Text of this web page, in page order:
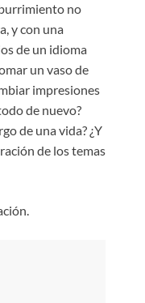
no
y con una
de un idioma
un vaso de
impresiones
de nuevo?
de una vida? ¿Y
de los temas